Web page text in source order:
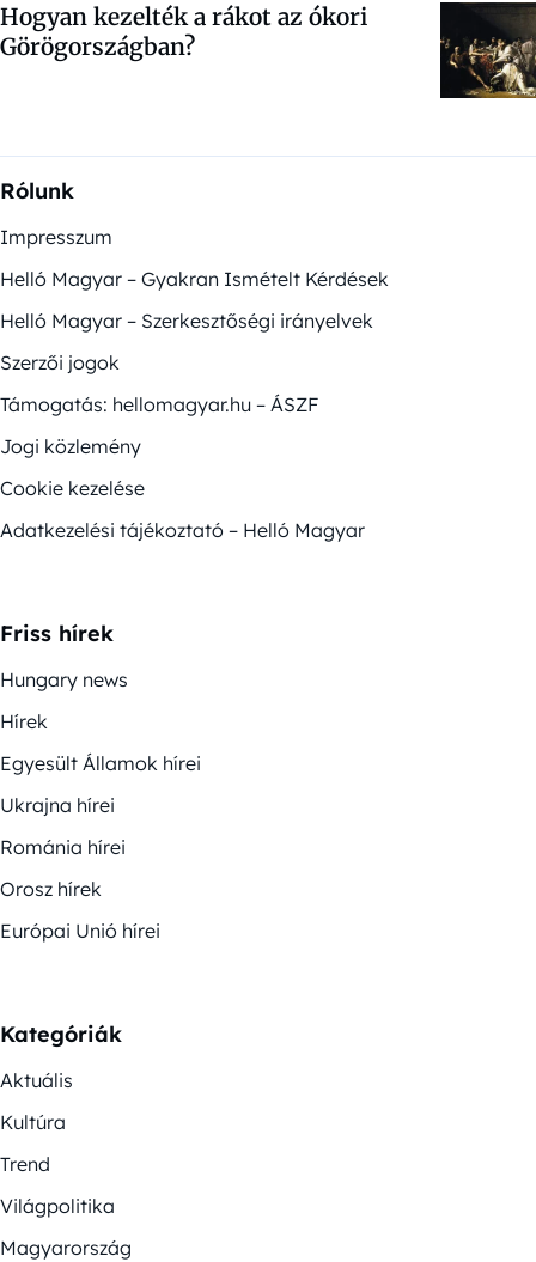
Hogyan kezelték a rákot az ókori
Görögországban?
Rólunk
Impresszum
Helló Magyar – Gyakran Ismételt Kérdések
Helló Magyar – Szerkesztőségi irányelvek
Szerzői jogok
Támogatás: hellomagyar.hu – ÁSZF
Jogi közlemény
Cookie kezelése
Adatkezelési tájékoztató – Helló Magyar
Friss hírek
Hungary news
Hírek
Egyesült Államok hírei
Ukrajna hírei
Románia hírei
Orosz hírek
Európai Unió hírei
Kategóriák
Aktuális
Kultúra
Trend
Világpolitika
Magyarország